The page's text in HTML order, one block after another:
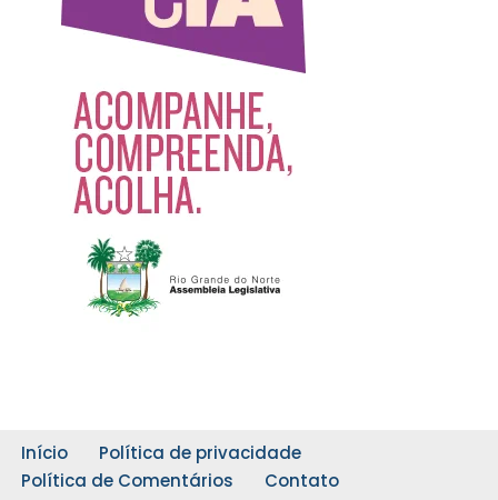
Início
Política de privacidade
Política de Comentários
Contato